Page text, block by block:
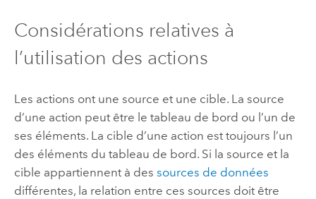
Considérations relatives à
l’utilisation des actions
Les actions ont une source et une cible. La source
d’une action peut être le tableau de bord ou l’un de
ses éléments. La cible d’une action est toujours l’un
des éléments du tableau de bord. Si la source et la
cible appartiennent à des sources de données
différentes, la relation entre ces sources doit être